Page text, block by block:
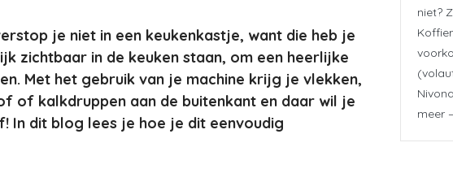
je niet in een keukenkastje, want die heb je
zichtbaar in de keuken staan, om een heerlijke
Met het gebruik van je machine krijg je vlekken,
of kalkdruppen aan de buitenkant en daar wil je
In dit blog lees je hoe je dit eenvoudig
niet?
meer